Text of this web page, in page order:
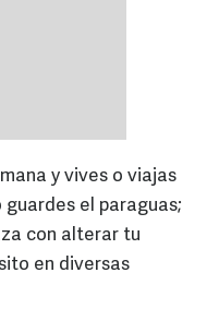
y vives o viajas
el paraguas;
con alterar tu
en diversas